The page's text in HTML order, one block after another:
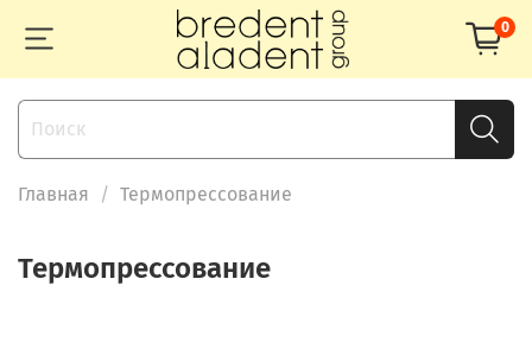
0
Главная Термопрессование
Термопрессование